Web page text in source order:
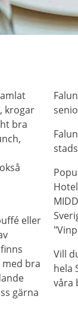
krogar
bra
eller
med bra
gärna
Vill
hela
våra